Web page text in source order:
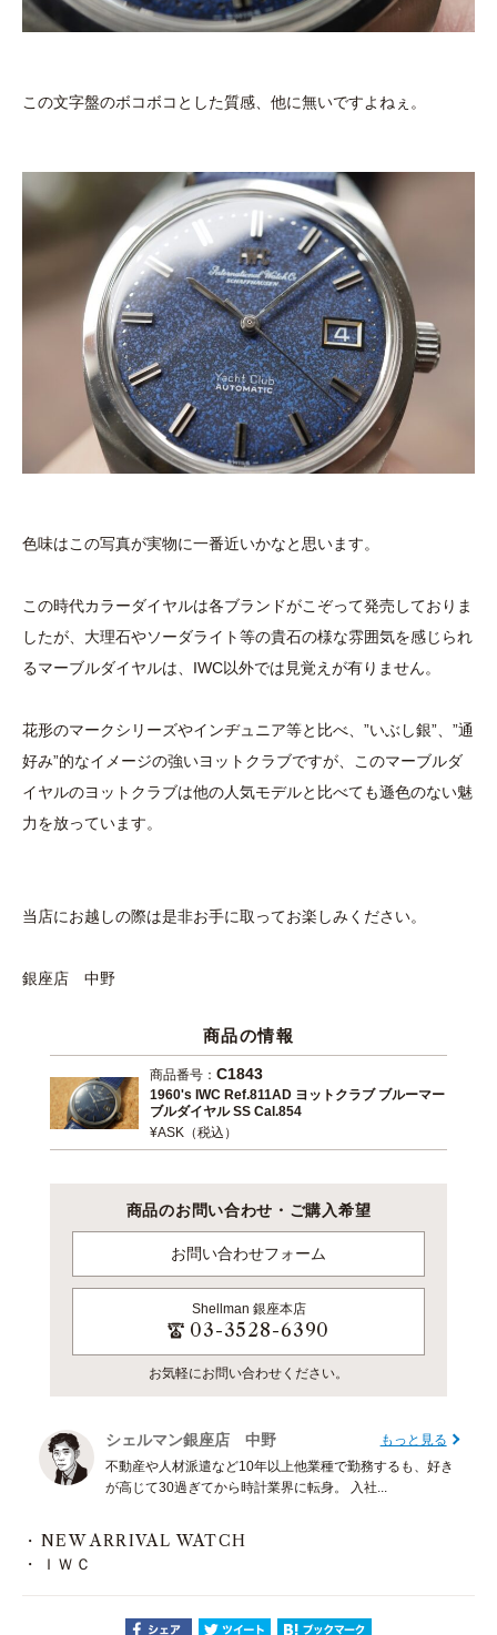
この文字盤のボコボコとした質感、他に無いですよねぇ。
色味はこの写真が実物に一番近いかなと思います。
この時代カラーダイヤルは各ブランドがこぞって発売しておりま
したが、大理石やソーダライト等の貴石の様な雰囲気を感じられ
るマーブルダイヤルは、IWC以外では見覚えが有りません。
花形のマークシリーズやインヂュニア等と比べ、”いぶし銀”、”通
好み”的なイメージの強いヨットクラブですが、このマーブルダ
イヤルのヨットクラブは他の人気モデルと比べても遜色のない魅
力を放っています。
当店にお越しの際は是非お手に取ってお楽しみください。
銀座店 中野
商品の情報
商品番号： C1843
1960's IWC Ref.811AD ヨットクラブ ブルーマー
ブルダイヤル SS Cal.854
¥ASK（税込）
商品のお問い合わせ・ご購入希望
お問い合わせフォーム
Shellman 銀座本店
03-3528-6390
お気軽にお問い合わせください。
シェルマン銀座店 中野
もっと見る
不動産や人材派遣など10年以上他業種で勤務するも、好き
が高じて30過ぎてから時計業界に転身。 入社...
NEW ARRIVAL WATCH
ＩＷＣ